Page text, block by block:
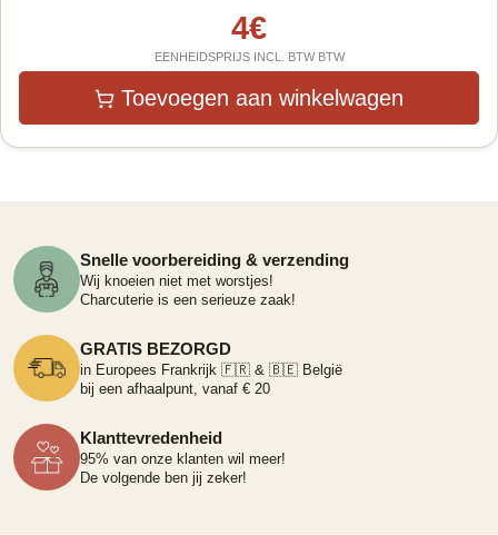
4€
EENHEIDSPRIJS INCL. BTW BTW
Toevoegen aan winkelwagen
Snelle voorbereiding & verzending
Wij knoeien niet met worstjes!
Charcuterie is een serieuze zaak!
GRATIS BEZORGD
in Europees Frankrijk 🇫🇷 & 🇧🇪 België
bij een afhaalpunt, vanaf € 20
Klanttevredenheid
95% van onze klanten wil meer!
De volgende ben jij zeker!